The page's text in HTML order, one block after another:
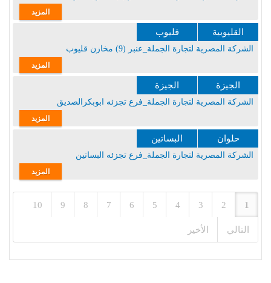
المزيد
القليوبية قليوب
الشركة المصرية لتجارة الجملة_عنبر (9) مخازن قليوب
المزيد
الجيزة الجيزة
الشركة المصرية لتجارة الجملة_فرع تجزئه ابوبكرالصديق
المزيد
حلوان البساتين
الشركة المصرية لتجارة الجملة_فرع تجزئه البساتين
المزيد
1
2
3
4
5
6
7
8
9
10
التالي الأخير